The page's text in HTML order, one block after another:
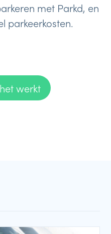
met Parkd, en
parkeerkosten.
werkt